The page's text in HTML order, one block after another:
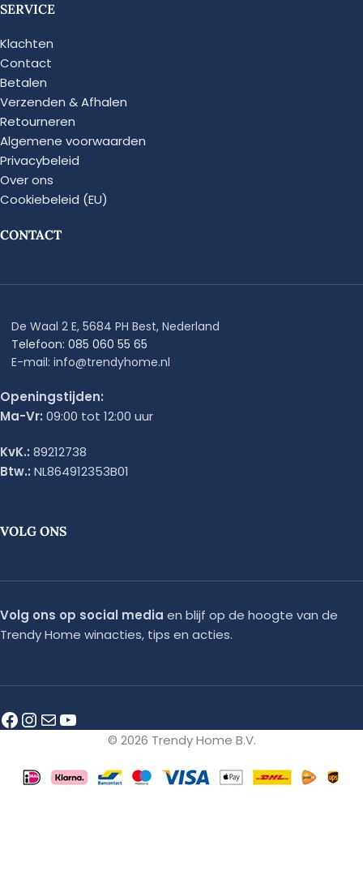
SERVICE
Klachten
Contact
Betalen
Verzenden & Afhalen
Retourneren
Algemene voorwaarden
Privacybeleid
Over ons
Cookiebeleid (EU)
CONTACT
De Waal 2 E, 5684 PH Best, Nederland
Telefoon: 085 060 55 65
E-mail: info@trendyhome.nl
Openingstijden:
Ma-Vr: 09:00 tot 12:00 uur
KvK.: 89212738
Btw.: NL864912353B01
VOLG ONS
Volg ons op social media en blijf op de hoogte van de
Trendy Home winacties, tips en acties.
© 2026 Trendy Home B.V.